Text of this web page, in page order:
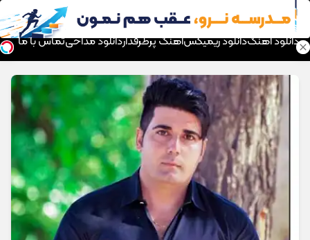
موزیک تار
دانلود آهنگدانلود ریمیکسآهنگ پرطرفداردانلود مداحیتماس با ما